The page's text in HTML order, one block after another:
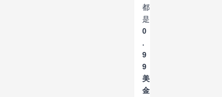
都
是
0
.
9
9
美
金